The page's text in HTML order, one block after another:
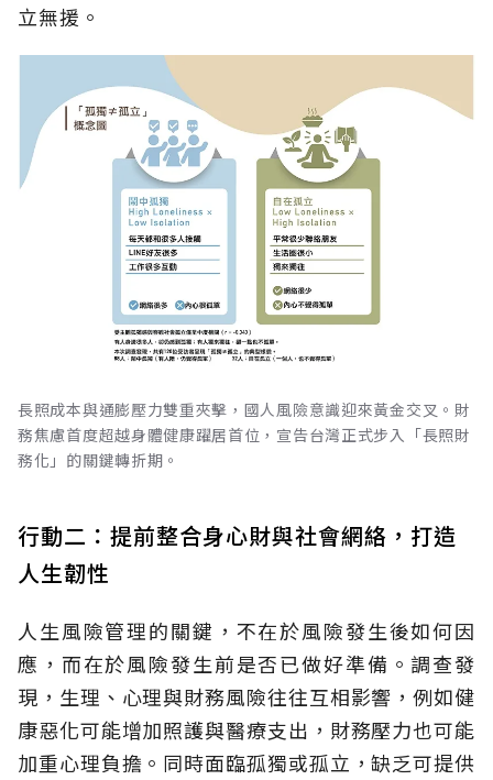
立無援。
長照成本與通膨壓力雙重夾擊，國人風險意識迎來黃金交叉。財
務焦慮首度超越身體健康躍居首位，宣告台灣正式步入「長照財
務化」的關鍵轉折期。
行動二：提前整合身心財與社會網絡，打造
人生韌性
人生風險管理的關鍵，不在於風險發生後如何因
應，而在於風險發生前是否已做好準備。調查發
現，生理、心理與財務風險往往互相影響，例如健
康惡化可能增加照護與醫療支出，財務壓力也可能
加重心理負擔。同時面臨孤獨或孤立，缺乏可提供